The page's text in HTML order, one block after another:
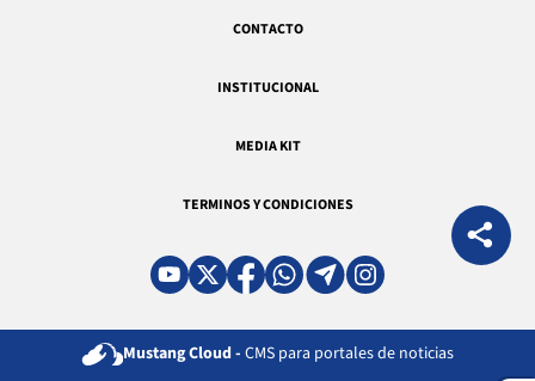
CONTACTO
INSTITUCIONAL
MEDIA KIT
TERMINOS Y CONDICIONES
Mustang Cloud - CMS para portales de noticias